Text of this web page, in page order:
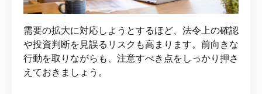
需要の拡大に対応しようとするほど、法令上の確認
や投資判断を見誤るリスクも高まります。前向きな
行動を取りながらも、注意すべき点をしっかり押さ
えておきましょう。